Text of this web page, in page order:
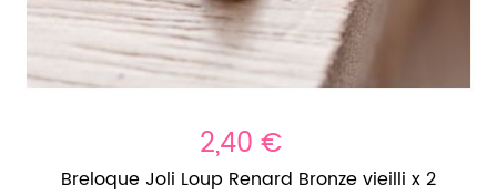
2,40 €
Breloque Joli Loup Renard Bronze vieilli x 2